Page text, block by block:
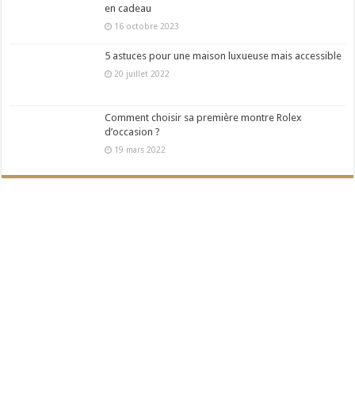
en cadeau
16 octobre 2023
5 astuces pour une maison luxueuse mais accessible
20 juillet 2022
Comment choisir sa première montre Rolex
d’occasion ?
19 mars 2022